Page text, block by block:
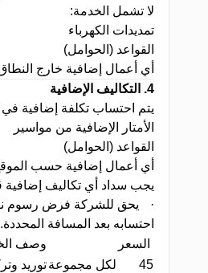
لا تشمل الخدمة:
تمديدات الكهرباء
القواعد (الحوامل)
أي أعمال إضافية خارج
4.
التكاليف الإضافية
يتم احتساب تكلفة إضافية في
الأمتار الإضافية من مواسير
القواعد (الحوامل)
أي أعمال إضافية حسب
يجب سداد أي تكاليف إضافية
·
احتسابه بعد المسافة المحددة.
السعر
وصف
45
لكل مجموعةتوريد